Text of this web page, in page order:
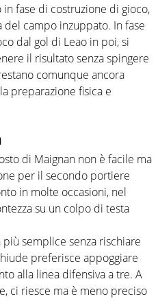
fase di costruzione di gioco,
del campo inzuppato. In fase
dal gol di Leao in poi, si
il risultato senza spingere
comunque ancora
preparazione fisica e
di Maignan non è facile ma
per il secondo portiere
in molte occasioni, nel
su un colpo di testa
più semplice senza rischiare
preferisce appoggiare
alla linea difensiva a tre. A
ci riesce ma è meno preciso